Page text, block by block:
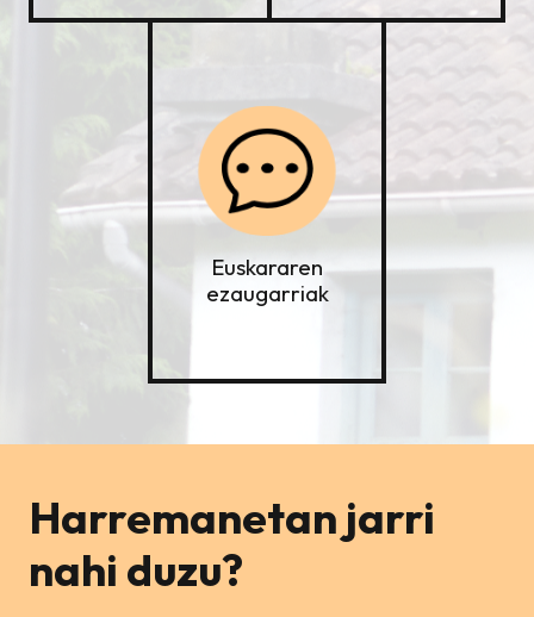
Euskararen
ezaugarriak
Harremanetan jarri
nahi duzu?